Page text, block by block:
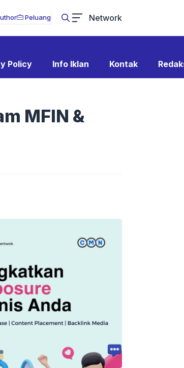
Peluang Network
Policy Info Iklan Kontak
MFIN &